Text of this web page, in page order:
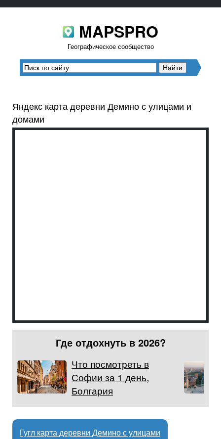
MAPSPRO
Географическое сообщество
Яндекс карта деревни Демино с улицами и
домами
Где отдохнуть в 2026?
Что посмотреть в
Софии за 1 день,
Болгария
Гугл карта деревни Демино с улицами